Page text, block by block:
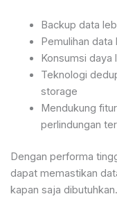
Backup data
Pemulihan
Konsumsi daya
Teknologi
storage
Mendukung
perlindungan
Dengan performa
dapat memastikan
kapan saja dibutuhkan.